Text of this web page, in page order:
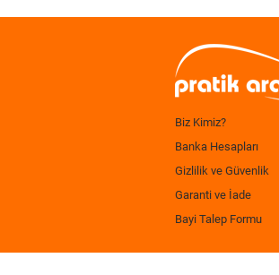
Biz Kimiz?
Banka Hesapları
Gizlilik ve Güvenlik
Garanti ve İade
Bayi Talep Formu